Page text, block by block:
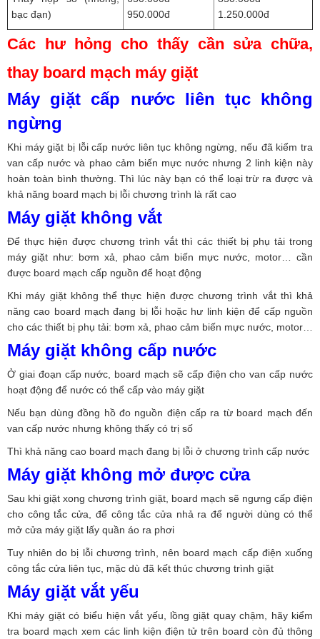
bạc đạn)
950.000đ
1.250.000đ
Các hư hỏng cho thấy cần sửa chữa,
thay board mạch máy giặt
Máy giặt cấp nước liên tục không
ngừng
Khi máy giặt bị lỗi cấp nước liên tục không ngừng, nếu đã kiểm tra
van cấp nước và phao cảm biến mực nước nhưng 2 linh kiện này
hoàn toàn bình thường. Thì lúc này bạn có thể loại trừ ra được và
khả năng board mạch bị lỗi chương trình là rất cao
Máy giặt không vắt
Để thực hiện được chương trình vắt thì các thiết bị phụ tải trong
máy giặt như: bơm xả, phao cảm biến mực nước, motor… cần
được board mạch cấp nguồn để hoạt động
Khi máy giặt không thể thực hiện được chương trình vắt thì khả
năng cao board mạch đang bị lỗi hoặc hư linh kiện để cấp nguồn
cho các thiết bị phụ tải: bơm xả, phao cảm biến mực nước, motor…
Máy giặt không cấp nước
Ở giai đoạn cấp nước, board mạch sẽ cấp điện cho van cấp nước
hoạt động để nước có thể cấp vào máy giặt
Nếu bạn dùng đồng hồ đo nguồn điện cấp ra từ board mạch đến
van cấp nước nhưng không thấy có trị số
Thì khả năng cao board mạch đang bị lỗi ở chương trình cấp nước
Máy giặt không mở được cửa
Sau khi giặt xong chương trình giặt, board mạch sẽ ngưng cấp điện
cho công tắc cửa, để công tắc cửa nhả ra để người dùng có thể
mở cửa máy giặt lấy quần áo ra phơi
Tuy nhiên do bị lỗi chương trình, nên board mạch cấp điện xuống
công tắc cửa liên tục, mặc dù đã kết thúc chương trình giặt
Máy giặt vắt yếu
Khi máy giặt có biểu hiện vắt yếu, lồng giặt quay chậm, hãy kiểm
tra board mạch xem các linh kiện điện tử trên board còn đủ thông